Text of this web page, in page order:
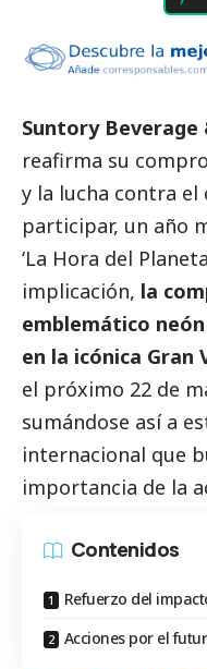
Suntory Beverage
reafirma su
y la lucha contra
participar, un año
‘La Hora del
implicación, la
emblemático
en la icónica Gran
el próximo 22 de
sumándose así a
internacional que
importancia de la
Contenidos
Refuerzo del
Acciones por el